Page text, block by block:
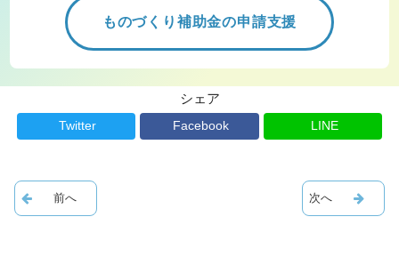
ものづくり補助金の申請支援
シェア
Twitter Facebook LINE